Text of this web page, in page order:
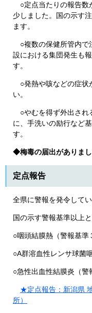
○定点当たりの報告数
少しました。国の示す
ます。
○複数の保健所管内で
設における集団発生も
す。
○発熱や咳などの症状
い。
○やむを得ず外出され
に、手洗いの励行など
す。
◆梅毒の届出がありまし
定点報告
全県に警報を発令してい
国の示す警報基準以上
○咽頭結膜熱（警報基準
○A群溶血性レンサ球菌
○急性出血性結膜炎（警
★定点報告：新潟県
所）